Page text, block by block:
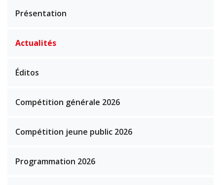
Présentation
Actualités
Éditos
Compétition générale 2026
Compétition jeune public 2026
Programmation 2026